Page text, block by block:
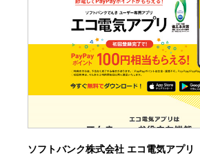
ソフトバンク株式会社 エコ電気アプリ